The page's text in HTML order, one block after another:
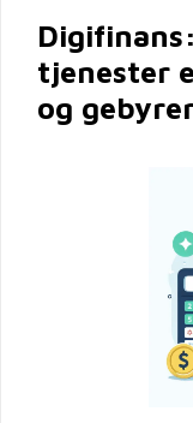
tjenester
og